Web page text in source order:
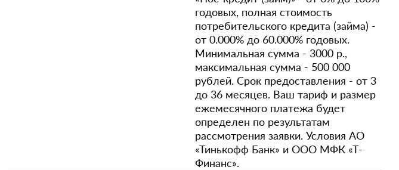
годовых, полная стоимость
потребительского кредита (займа) -
от 0.000% до 60.000% годовых.
Минимальная сумма - 3000 р.,
максимальная сумма - 500 000
рублей. Срок предоставления - от 3
до 36 месяцев. Ваш тариф и размер
ежемесячного платежа будет
определен по результатам
рассмотрения заявки. Условия АО
«Тинькофф Банк» и ООО МФК «Т-
Финанс».